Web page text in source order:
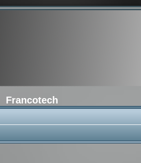
Francotech